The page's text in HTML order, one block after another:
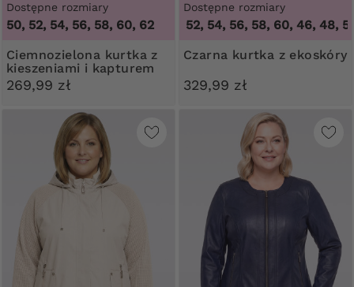
Dostępne rozmiary
50, 52, 54, 56, 58, 60, 62
Ciemnozielona kurtka z
kieszeniami i kapturem
269,99 zł
Dostępne rozmiary
46, 48, 50, 52, 54, 56, 58, 60,46, 48,
Czarna kurtka z ekoskóry
329,99 zł